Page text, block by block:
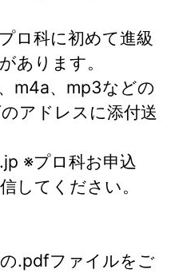
ロ科に初めて進級
あります。
m4a、mp3などの
アドレスに添付送
※プロ科お申込
してください。
.pdfファイルをご